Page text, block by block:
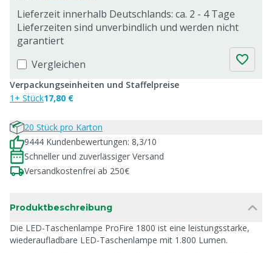
Lieferzeit innerhalb Deutschlands: ca. 2 - 4 Tage
Lieferzeiten sind unverbindlich und werden nicht
garantiert
Vergleichen
Verpackungseinheiten und Staffelpreise
1+ Stück17,80 €
20 Stück pro Karton
9444 Kundenbewertungen: 8,3/10
Schneller und zuverlässiger Versand
Versandkostenfrei ab 250€
Produktbeschreibung
Die LED-Taschenlampe ProFire 1800 ist eine leistungsstarke,
wiederaufladbare LED-Taschenlampe mit 1.800 Lumen.